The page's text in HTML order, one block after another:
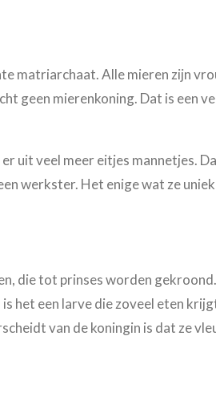
matriarchaat. Alle mieren zijn
geen mierenkoning. Dat is een
uit veel meer eitjes mannetjes.
werkster. Het enige wat ze
die tot prinses worden
het een larve die zoveel eten
van de koningin is dat ze